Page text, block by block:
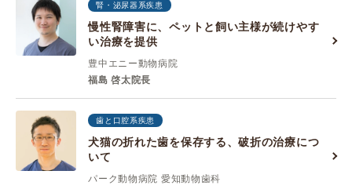
腎・泌尿器系疾患
慢性腎障害に、ペットと飼い主様が続けやす
い治療を提供
豊中エニー動物病院
福島 啓太院長
歯と口腔系疾患
犬猫の折れた歯を保存する、破折の治療につ
いて
パーク動物病院 愛知動物歯科